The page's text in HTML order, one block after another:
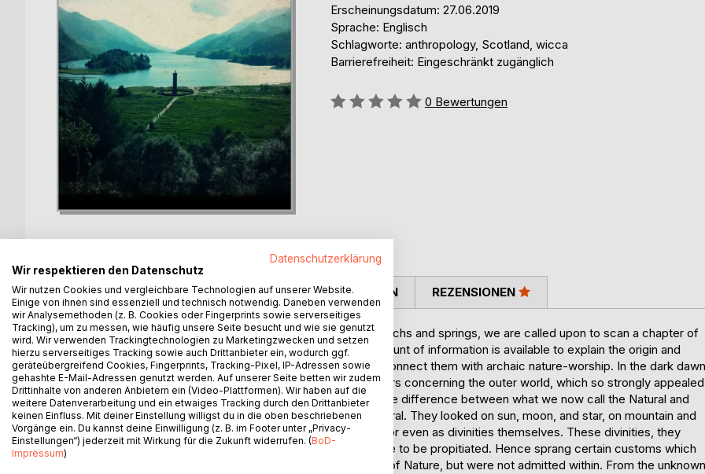
Erscheinungsdatum: 27.06.2019
Sprache: Englisch
Schlagworte: anthropology, Scotland, wicca
Barrierefreiheit: Eingeschränkt zugänglich
Bewertung::
0 Bewertungen
BESCHREIBUNG
In glancing at the superstitions connected with Scottish lochs and springs, we are called upon to scan a chapter of
our social history not yet closed. A somewhat scanty amount of information is available to explain the origin and
growth of such superstitions, but enough can be had to connect them with archaic nature-worship. In the dark dawn
of our annals much confusion existed among our ancestors concerning the outer world, which so strongly appealed
to their senses. They had very vague notions regarding the difference between what we now call the Natural and
the Supernatural. Indeed all nature was to them supernatural. They looked on sun, moon, and star, on mountain and
forest, on river, lake, and sea as the abodes of divinities, or even as divinities themselves. These divinities, they
thought, could either help or hurt man, and ought therefore to be propitiated. Hence sprang certain customs which
have survived to our own time. Men knocked at the gate of Nature, but were not admitted within. From the unknown
AUTOR/IN PRESSESTIMMEN REZENSIONEN
Datenschutzerklärung
Wir respektieren den Datenschutz
Wir nutzen Cookies und vergleichbare Technologien auf unserer Website.
Einige von ihnen sind essenziell und technisch notwendig. Daneben verwenden
wir Analysemethoden (z. B. Cookies oder Fingerprints sowie serverseitiges
Tracking), um zu messen, wie häufig unsere Seite besucht und wie sie genutzt
wird. Wir verwenden Trackingtechnologien zu Marketingzwecken und setzen
hierzu serverseitiges Tracking sowie auch Drittanbieter ein, wodurch ggf.
geräteübergreifend Cookies, Fingerprints, Tracking-Pixel, IP-Adressen sowie
gehashte E-Mail-Adressen genutzt werden. Auf unserer Seite betten wir zudem
Drittinhalte von anderen Anbietern ein (Video-Plattformen). Wir haben auf die
weitere Datenverarbeitung und ein etwaiges Tracking durch den Drittanbieter
keinen Einfluss. Mit deiner Einstellung willigst du in die oben beschriebenen
Vorgänge ein. Du kannst deine Einwilligung (z. B. im Footer unter „Privacy-
Einstellungen“) jederzeit mit Wirkung für die Zukunft widerrufen. (BoD-
Impressum)